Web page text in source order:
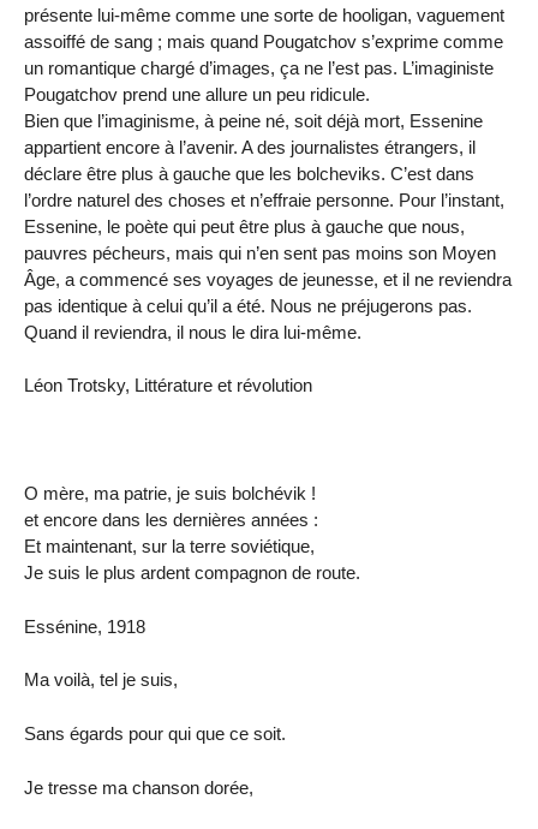
présente lui-même comme une sorte de hooligan, vaguement
assoiffé de sang ; mais quand Pougatchov s’exprime comme
un romantique chargé d’images, ça ne l’est pas. L’imaginiste
Pougatchov prend une allure un peu ridicule.
Bien que l’imaginisme, à peine né, soit déjà mort, Essenine
appartient encore à l’avenir. A des journalistes étrangers, il
déclare être plus à gauche que les bolcheviks. C’est dans
l’ordre naturel des choses et n’effraie personne. Pour l’instant,
Essenine, le poète qui peut être plus à gauche que nous,
pauvres pécheurs, mais qui n’en sent pas moins son Moyen
Âge, a commencé ses voyages de jeunesse, et il ne reviendra
pas identique à celui qu’il a été. Nous ne préjugerons pas.
Quand il reviendra, il nous le dira lui-même.
Léon Trotsky, Littérature et révolution
O mère, ma patrie, je suis bolchévik !
et encore dans les dernières années :
Et maintenant, sur la terre soviétique,
Je suis le plus ardent compagnon de route.
Essénine, 1918
Ma voilà, tel je suis,
Sans égards pour qui que ce soit.
Je tresse ma chanson dorée,